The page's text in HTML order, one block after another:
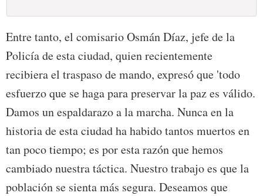
Entre tanto, el comisario Osmán Díaz, jefe de la
Policía de esta ciudad, quien recientemente
recibiera el traspaso de mando, expresó que 'todo
esfuerzo que se haga para preservar la paz es válido.
Damos un espaldarazo a la marcha. Nunca en la
historia de esta ciudad ha habido tantos muertos en
tan poco tiempo; es por esta razón que hemos
cambiado nuestra táctica. Nuestro trabajo es que la
población se sienta más segura. Deseamos que